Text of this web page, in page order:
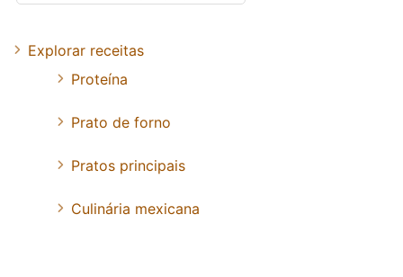
Explorar receitas
Proteína
Prato de forno
Pratos principais
Culinária mexicana